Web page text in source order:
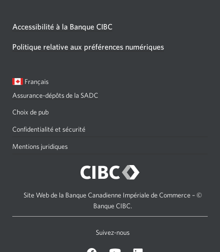
Accessibilité à la Banque CIBC
Politique relative aux préférences numériques
Langue
Français
de
Assurance-dépôts de la SADC
Choix de pub
Confidentialité et sécurité
Mentions juridiques
Site Web de la Banque Canadienne Impériale de Commerce – ©
Banque CIBC.
Suivez-nous